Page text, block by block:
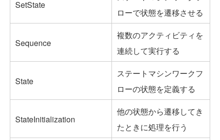
SetState
ローで状態を遷移させる
Sequence
複数のアクティビティを
連続して実行する
State
ステートマシンワークフ
ローの状態を定義する
StateInitialization
他の状態から遷移してき
たときに処理を行う